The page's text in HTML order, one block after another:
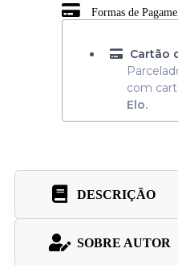
Formas de
Cartão
com
Elo.
DESCRIÇÃO
SOBRE AUTOR